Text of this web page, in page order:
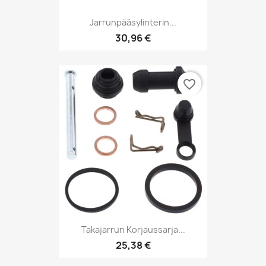
Jarrunpääsylinterin...
30,96 €
Takajarrun Korjaussarja...
25,38 €
favorite_border